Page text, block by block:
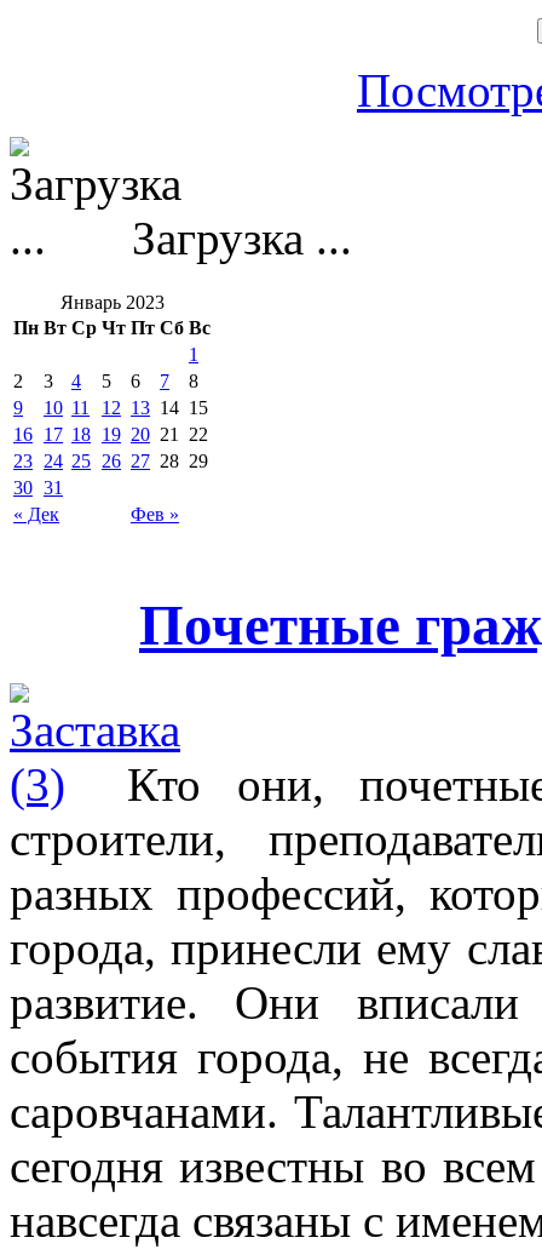
Загрузка ...
Январь 2023
Пн Вт Ср Чт Пт Сб Вс
« Дек Фев »
1
2
3 4 5 6 7
8
9
10 11 12 13 14 15
16 17 18 19 20 21
22
23 24 25 26 27 28 29
30 31
Почетные
Кто они,
строители,
разных профессий,
города, принесли ему
развитие. Они
события города, не
саровчанами.
сегодня известны во
навсегда связаны с